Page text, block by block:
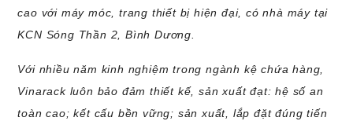
cao với máy móc, trang thiết bị hiện đại, có nhà máy tại
KCN Sóng Thần 2, Bình Dương.
Với nhiều năm kinh nghiệm trong ngành kệ chứa hàng,
Vinarack luôn bảo đảm thiết kế, sản xuất đạt: hệ số an
toàn cao; kết cấu bền vững; sản xuất, lắp đặt đúng tiến